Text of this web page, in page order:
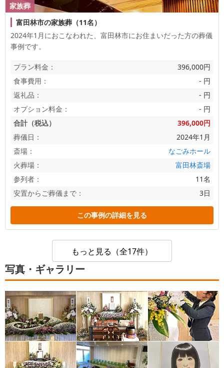
家族葬
富田林市の家族葬（11名）
2024年1月におこなわれた、 富田林市にお住まいだった方の葬儀
事例です。
プラン料金：
396,000円
食事費用：
- 円
返礼品：
- 円
オプション料金：
- 円
合計（税込）
396,000円
葬儀日：
2024年1月
斎場：
なごみホール
火葬場：
富田林斎場
参列者：
11名
安置からご葬儀まで：
3日
この事例の詳細を見る
もっと見る（全17件）
写真・ギャラリー